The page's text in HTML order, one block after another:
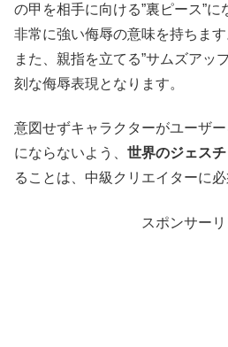
の甲を相手に向ける”裏ピース”
非常に強い侮辱の意味を持ちます
また、親指を立てる”サムズアッ
刻な侮辱表現となります。
意図せずキャラクターがユーザ
にならないよう、 世界のジェス
ることは、中級クリエイターに必
スポンサーリ